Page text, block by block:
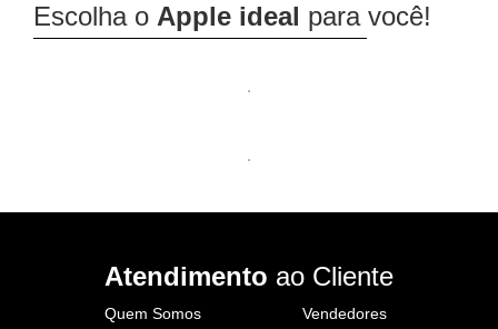
Escolha o Apple ideal para você!
Atendimento ao Cliente
Quem Somos
Vendedores